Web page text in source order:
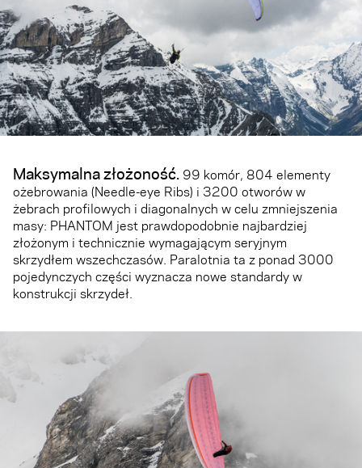
Maksymalna złożoność. 99 komór, 804 elementy
ożebrowania (Needle-eye Ribs) i 3200 otworów w
żebrach profilowych i diagonalnych w celu zmniejszenia
masy: PHANTOM jest prawdopodobnie najbardziej
złożonym i technicznie wymagającym seryjnym
skrzydłem wszechczasów. Paralotnia ta z ponad 3000
pojedynczych części wyznacza nowe standardy w
konstrukcji skrzydeł.